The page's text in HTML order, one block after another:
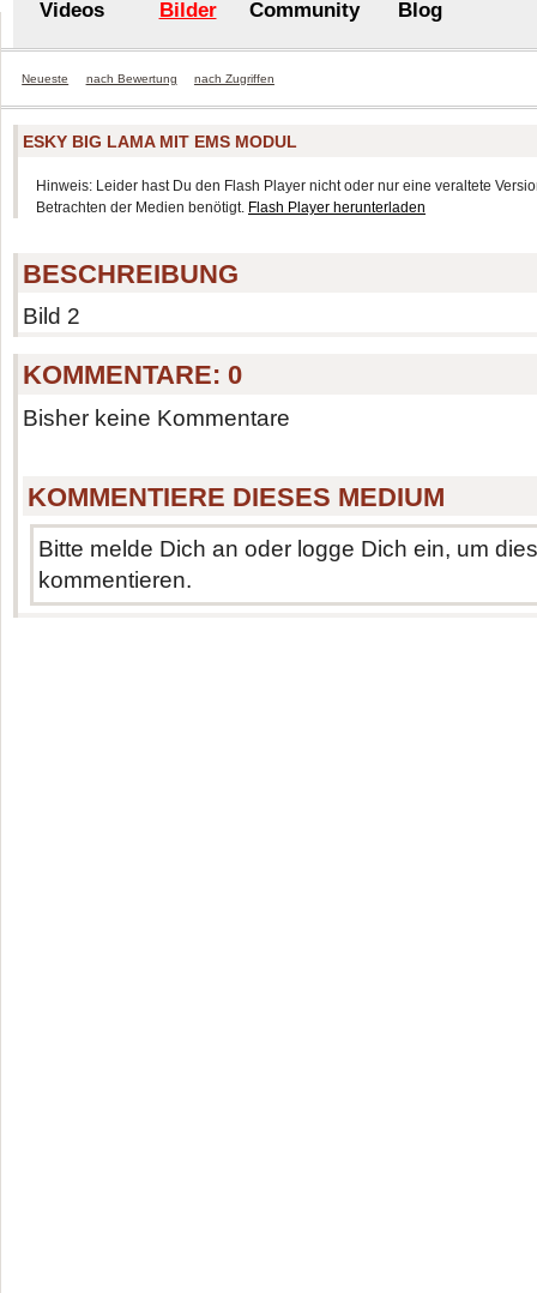
Videos Bilder Community Blog
Neueste nach Bewertung nach Zugriffen
ESKY BIG LAMA MIT EMS MODUL
Hinweis: Leider hast Du den Flash Player nicht oder nur eine veraltete
Betrachten der Medien benötigt. Flash Player herunterladen
BESCHREIBUNG
Bild 2
KOMMENTARE:0
Bisher keine Kommentare
KOMMENTIERE DIESES MEDIUM
Bitte melde Dich an oder logge Dich ein, um
kommentieren.